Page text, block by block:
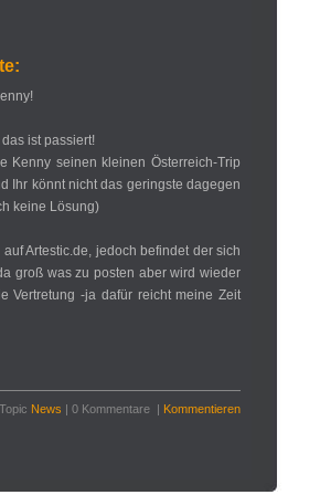
ist passiert!
Kenny seinen kleinen Österreich-Trip
Ihr könnt nicht das geringste dagegen
keine Lösung)
Artestic.de, jedoch befindet der sich
groß was zu posten aber wird wieder
Vertretung -ja dafür reicht meine Zeit
News | 0 Kommentare | Kommentieren